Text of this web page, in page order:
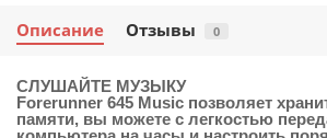
Описание Отзывы 0
СЛУШАЙТЕ МУЗЫКУ
Forerunner 645 Music позволяет
памяти, вы можете с легкостью